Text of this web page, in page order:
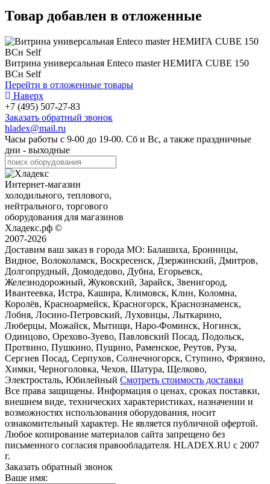
Товар добавлен в отложенные
Витрина универсальная Enteco master НЕМИГА CUBE 150
ВСн Self
Перейти в отложенные товары
Наверх
+7 (495) 507-27-83
Заказать обратный звонок
hladex@mail.ru
Часы работы с 9-00 до 19-00. Сб и Вс, а также праздничные
дни - выходные
Интернет-магазин
холодильного, теплового,
нейтрального, торгового
оборудования для магазинов
Хладекс.рф ©
2007-2026
Доставим ваш заказ в города МО: Балашиха, Бронницы,
Видное, Волоколамск, Воскресенск, Дзержинский, Дмитров,
Долгопрудный, Домодедово, Дубна, Егорьевск,
Железнодорожный, Жуковский, Зарайск, Звенигород,
Ивантеевка, Истра, Кашира, Климовск, Клин, Коломна,
Королёв, Красноармейск, Красногорск, Краснознаменск,
Лобня, Лосино-Петровский, Луховицы, Лыткарино,
Люберцы, Можайск, Мытищи, Наро-Фоминск, Ногинск,
Одинцово, Орехово-Зуево, Павловский Посад, Подольск,
Протвино, Пушкино, Пущино, Раменское, Реутов, Руза,
Сергиев Посад, Серпухов, Солнечногорск, Ступино, Фрязино,
Химки, Черноголовка, Чехов, Шатура, Щелково,
Электросталь, Юбилейный Смотреть стоимость доставки
Все права защищены. Информация о ценах, сроках поставки,
внешнем виде, технических характеристиках, назначении и
возможностях использования оборудования, носит
ознакомительный характер. Не является публичной офертой.
Любое копирование материалов сайта запрещено без
письменного согласия правообладателя. HLADEX.RU c 2007
г.
Заказать обратный звонок
Ваше имя: